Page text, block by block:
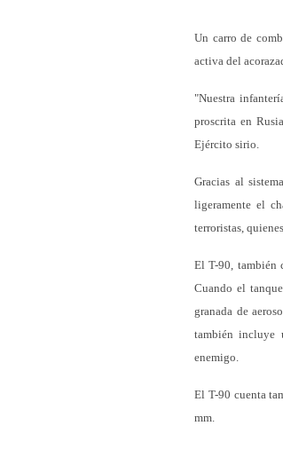
Un carro de
activa del
"Nuestra
proscrita en
Ejército sirio.
Gracias al
ligeramente el
terroristas,
El T-90, también
Cuando el
granada de
también incluye
enemigo.
El T-90 cuenta
mm.